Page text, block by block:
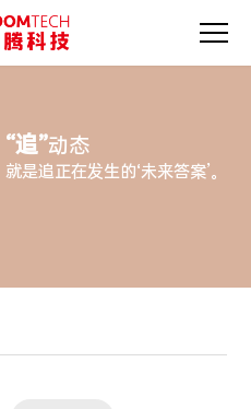
“追”动态
就是追正在发生的‘未来答案’。